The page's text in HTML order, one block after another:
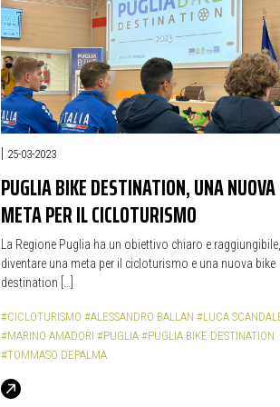
| 25-03-2023
PUGLIA BIKE DESTINATION, UNA NUOVA
META PER IL CICLOTURISMO
La Regione Puglia ha un obiettivo chiaro e raggiungibile,
diventare una meta per il cicloturismo e una nuova bike
destination […]
#CICLOTURISMO #ALESSANDRO BALLAN #LUCA
#MARINO AMADORI #PUGLIA #PUGLIA BIKE DESTINATION
#TOMMASO DEPALMA